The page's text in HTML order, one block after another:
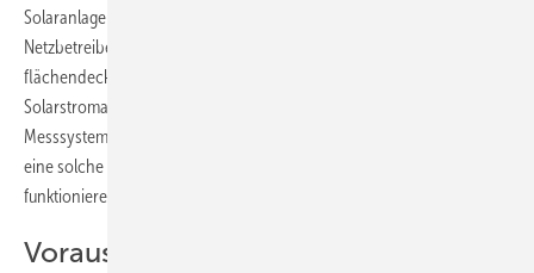
Solaranlagen hinzukommt, wird der Aufgabenberg bei den
Netzbetreibern noch größer. Auch fehle es weiterhin nahezu
flächendeckend am für die Direktvermarktung kleiner
Solarstromanlagen notwendigen Einbau von intelligenten
Messsystemen, nennt der BSW-Solar einen weiteren Grund, weshalb
eine solche Regelung zum derzeitigen Zeitpunkt überhaupt nicht
funktionieren würde.
Voraussetzungen für die nächsten